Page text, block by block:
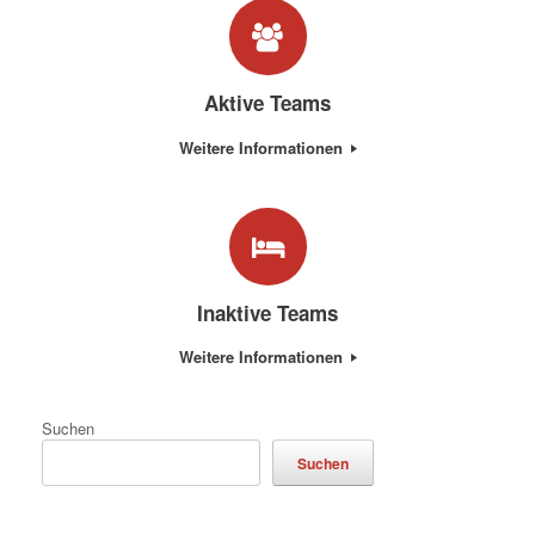
Aktive Teams
Weitere Informationen
Inaktive Teams
Weitere Informationen
Suchen
Suchen